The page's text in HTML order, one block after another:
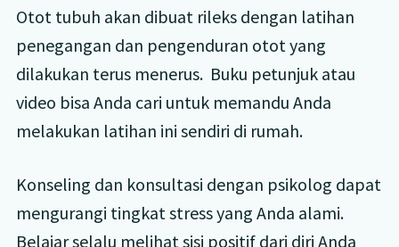
Otot tubuh akan dibuat rileks dengan latihan
penegangan dan pengenduran otot yang
dilakukan terus menerus. Buku petunjuk atau
video bisa Anda cari untuk memandu Anda
melakukan latihan ini sendiri di rumah.
Konseling dan konsultasi dengan psikolog dapat
mengurangi tingkat stress yang Anda alami.
Belajar selalu melihat sisi positif dari diri Anda